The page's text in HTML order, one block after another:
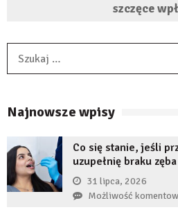
szczęce
Najnowsze wpisy
Co się stanie, jeśli
uzupełnię braku
31 lipca, 2026
Możliwość